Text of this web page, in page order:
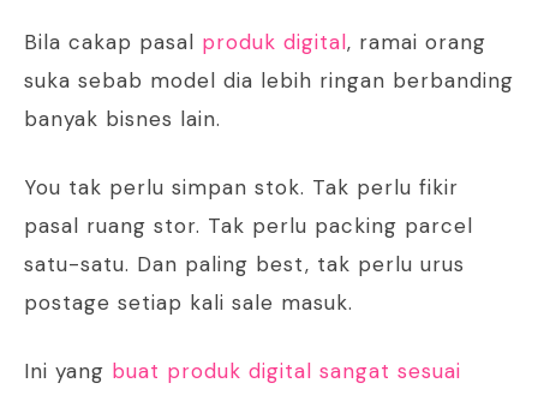
Bila cakap pasal produk digital, ramai orang
suka sebab model dia lebih ringan berbanding
banyak bisnes lain.
You tak perlu simpan stok. Tak perlu fikir
pasal ruang stor. Tak perlu packing parcel
satu-satu. Dan paling best, tak perlu urus
postage setiap kali sale masuk.
Ini yang buat produk digital sangat sesuai